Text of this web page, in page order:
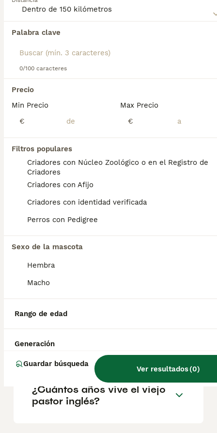
Palabra clave
0/100 caracteres
Precio
Min Precio
€
Max Precio
€
Filtros populares
Criadores con Núcleo Zoológico o en el Registro de
Criadores
Criadores con Afijo
Criadores con identidad verificada
Perros con Pedigree
Sexo de la mascota
Hembra
Macho
Rango de edad
Generación
Guardar búsqueda
Ver resultados(0)
Perro de Pastor Inglés - Bobtail
Encontramos 0 Perro Bobtail Perros para
Si deseas exactamente esta búsqueda guarda tu
búsqueda y espera el resultado perfecto:
Preguntas frecuentes
¿Cómo es el perro viejo
pastor inglés Bobtail?
El Bobtail o antiguo pastor inglés es
ampliamente reconocido por su pelaje largo
y lanoso que recubre su gordito cuerpo.
Parece que tiene los ojos completamente
presentar cualquier tonalidad de gris o azul
¿Cuánto vale un perro
¿Cuántos años vive el viejo
pastor inglés?